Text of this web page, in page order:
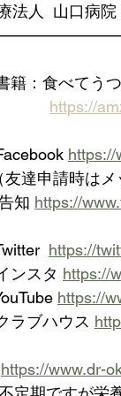
法人  山口病
籍：食べてう
https://
https://
（友達申請時は
告知
https://
https://
ンスタ https://
https://
ラブハウス
https://www.dr-